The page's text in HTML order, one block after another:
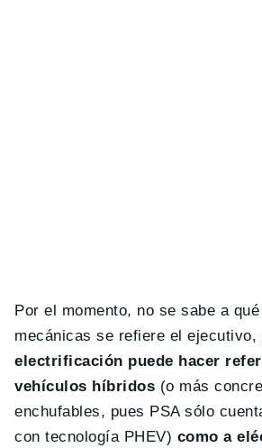
Por el momento, no se sabe a
mecánicas se refiere el ejecutivo,
electrificación puede hacer
vehículos híbridos (o más
enchufables, pues PSA sólo
con tecnología PHEV) como a